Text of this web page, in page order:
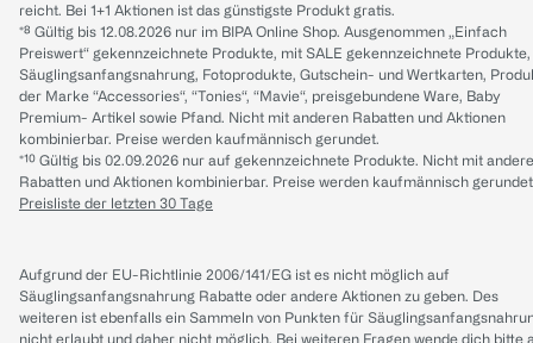
reicht. Bei 1+1 Aktionen ist das günstigste Produkt gratis.
*⁸ Gültig bis 12.08.2026 nur im BIPA Online Shop. Ausgenommen „Einfach
Preiswert“ gekennzeichnete Produkte, mit SALE gekennzeichnete Produkte,
Säuglingsanfangsnahrung, Fotoprodukte, Gutschein- und Wertkarten,
der Marke “Accessories“, “Tonies“, “Mavie“, preisgebundene Ware, Baby
Premium- Artikel sowie Pfand. Nicht mit anderen Rabatten und Aktionen
kombinierbar. Preise werden kaufmännisch gerundet.
*¹⁰ Gültig bis 02.09.2026 nur auf gekennzeichnete Produkte. Nicht mit
Rabatten und Aktionen kombinierbar. Preise werden kaufmännisch
Preisliste der letzten 30 Tage
Aufgrund der EU-Richtlinie 2006/141/EG ist es nicht möglich auf
Säuglingsanfangsnahrung Rabatte oder andere Aktionen zu geben. Des
weiteren ist ebenfalls ein Sammeln von Punkten für
nicht erlaubt und daher nicht möglich. Bei weiteren Fragen wende dich bitte